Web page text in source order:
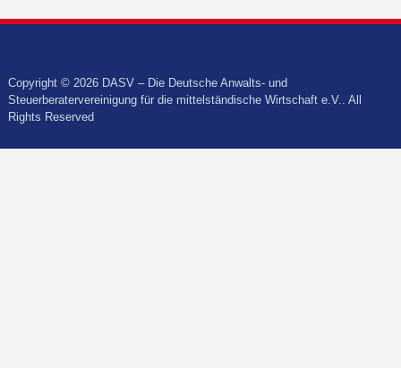
Copyright © 2026 DASV – Die Deutsche Anwalts- und
Steuerberatervereinigung für die mittelständische Wirtschaft e.V.. All
Rights Reserved